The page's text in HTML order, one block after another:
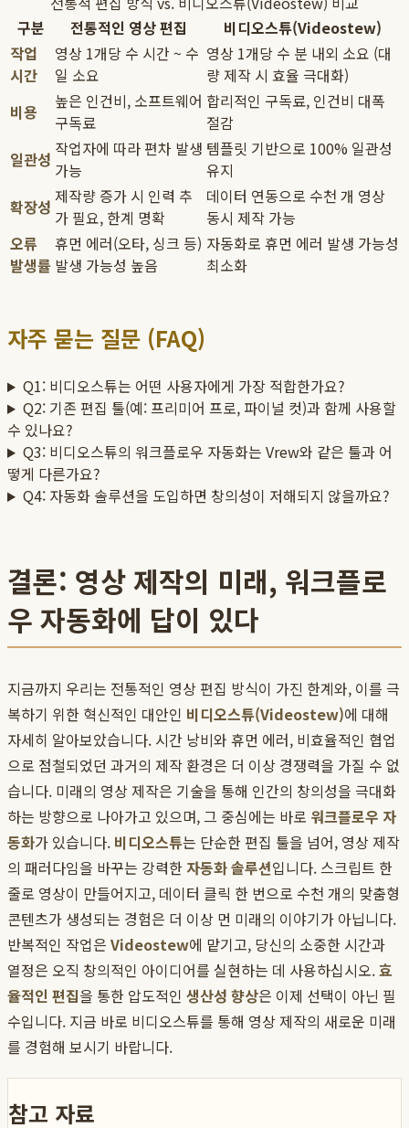
구분
전통적인 영상 편집
비디오스튜(Videostew)
작업
시간
영상 1개당 수 시간 ~ 수
일 소요
영상 1개당 수 분 내외 소요 (대
량 제작 시 효율 극대화)
비용
높은 인건비, 소프트웨어
구독료
합리적인 구독료, 인건비 대폭
절감
일관성 작업자에 따라 편차 발생
가능
템플릿 기반으로 100% 일관성
유지
확장성 제작량 증가 시 인력 추
가 필요, 한계 명확
데이터 연동으로 수천 개 영상
동시 제작 가능
오류
발생률
휴먼 에러(오타, 싱크 등)
발생 가능성 높음
자동화로 휴먼 에러 발생 가능성
최소화
자주 묻는 질문 (FAQ)
Q1: 비디오스튜는 어떤 사용자에게 가장 적합한가요?
Q2: 기존 편집 툴(예: 프리미어 프로, 파이널 컷)과 함께 사용할
수 있나요?
Q3: 비디오스튜의 워크플로우 자동화는 Vrew와 같은 툴과 어
떻게 다른가요?
Q4: 자동화 솔루션을 도입하면 창의성이 저해되지 않을까요?
결론: 영상 제작의 미래, 워크플로
우 자동화에 답이 있다
지금까지 우리는 전통적인 영상 편집 방식이 가진 한계와, 이를 극
복하기 위한 혁신적인 대안인 비디오스튜(Videostew)에 대해
자세히 알아보았습니다. 시간 낭비와 휴먼 에러, 비효율적인 협업
으로 점철되었던 과거의 제작 환경은 더 이상 경쟁력을 가질 수 없
습니다. 미래의 영상 제작은 기술을 통해 인간의 창의성을 극대화
하는 방향으로 나아가고 있으며, 그 중심에는 바로 워크플로우 자
동화가 있습니다. 비디오스튜는 단순한 편집 툴을 넘어, 영상 제작
의 패러다임을 바꾸는 강력한 자동화 솔루션입니다. 스크립트 한
줄로 영상이 만들어지고, 데이터 클릭 한 번으로 수천 개의 맞춤형
콘텐츠가 생성되는 경험은 더 이상 먼 미래의 이야기가 아닙니다.
반복적인 작업은 Videostew에 맡기고, 당신의 소중한 시간과
열정은 오직 창의적인 아이디어를 실현하는 데 사용하십시오.효
율적인 편집을 통한 압도적인 생산성 향상은 이제 선택이 아닌 필
수입니다. 지금 바로 비디오스튜를 통해 영상 제작의 새로운 미래
를 경험해 보시기 바랍니다.
참고 자료